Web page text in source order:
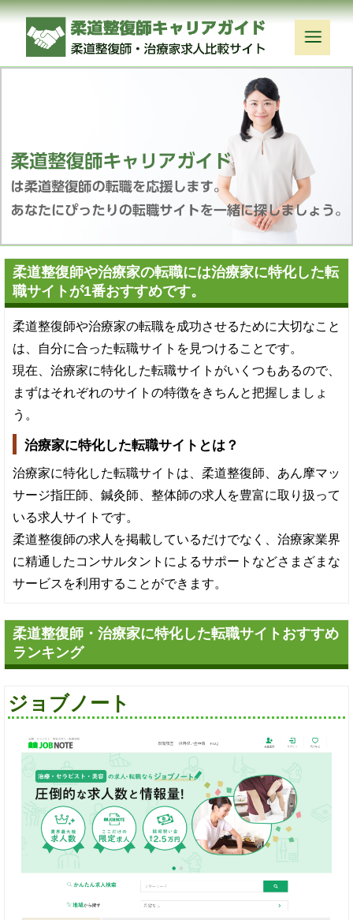
柔道整復師や治療家の転職には治療家に特化した転
職サイトが1番おすすめです。
柔道整復師や治療家の転職を成功させるために大切なこと
は、自分に合った転職サイトを見つけることです。
現在、治療家に特化した転職サイトがいくつもあるので、
まずはそれぞれのサイトの特徴をきちんと把握しましょ
う。
治療家に特化した転職サイトとは？
治療家に特化した転職サイトは、柔道整復師、あん摩マッ
サージ指圧師、鍼灸師、整体師の求人を豊富に取り扱って
いる求人サイトです。
柔道整復師の求人を掲載しているだけでなく、治療家業界
に精通したコンサルタントによるサポートなどさまざまな
サービスを利用することができます。
柔道整復師・治療家に特化した転職サイトおすすめ
ランキング
ジョブノート